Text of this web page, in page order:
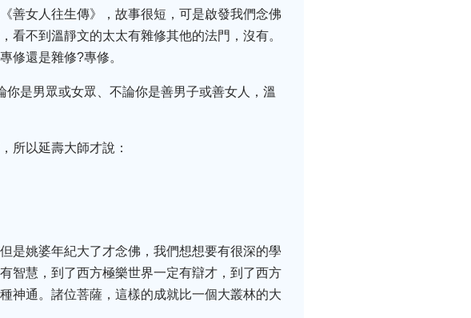
善女人往生傳》，故事很短，可是啟發我們念佛
看不到溫靜文的太太有雜修其他的法門，沒有。
修還是雜修?專修。
是男眾或女眾、不論你是善男子或善女人，溫
所以延壽大師才說：
是姚婆年紀大了才念佛，我們想想要有很深的學
智慧，到了西方極樂世界一定有辯才，到了西方
神通。諸位菩薩，這樣的成就比一個大叢林的大